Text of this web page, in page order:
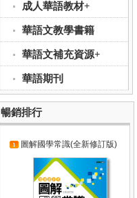
成人華語教材+
華語文教學書籍
華語文補充資源+
華語期刊
暢銷排行
圖解國學常識(全新修訂版)